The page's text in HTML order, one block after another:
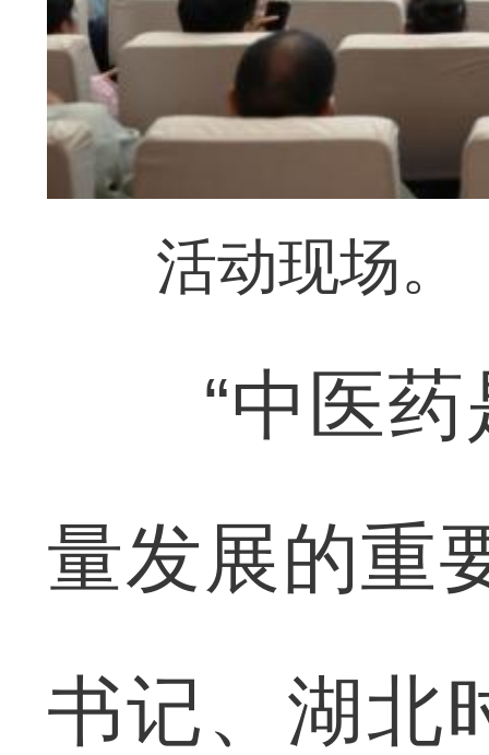
活动现场。
“中医药
量发展的重
书记、湖北